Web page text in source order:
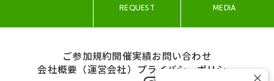
REQUEST MEDIA
ご参加規約開催実績お問い合わせ
会社概要（運営会社） プライバシーポリシー
×